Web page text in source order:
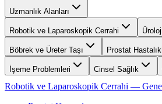
Uzmanlık Alanları
Robotik ve Laparoskopik Cerrahi
Böbrek ve Üreter Taşı Prostat
İşeme Problemleri Cinsel Sağlık
Robotik ve Laparoskopik Cerrahi —